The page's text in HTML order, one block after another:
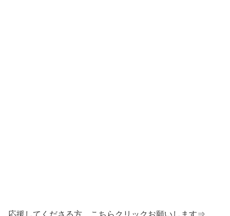
応援してくださる方、こちらクリックお願いします⇒